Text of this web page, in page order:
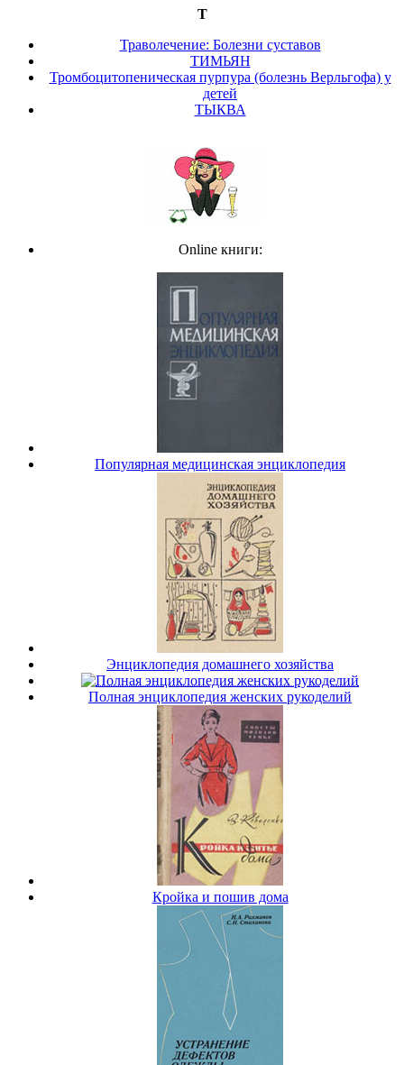
Т
Траволечение: Болезни суставов
ТИМЬЯН
Тромбоцитопеническая пурпура (болезнь Верльгофа) у
детей
ТЫКВА
Online книги:
Популярная медицинская энциклопедия
Энциклопедия домашнего хозяйства
Полная энциклопедия женских рукоделий
Кройка и пошив дома